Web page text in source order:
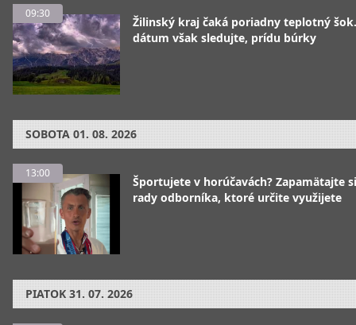
09:30
Žilinský kraj čaká poriadny teplotný
dátum však sledujte, prídu búrky
SOBOTA 01. 08. 2026
13:00
Športujete v horúčavách? Zapamätajte
rady odborníka, ktoré určite využijete
PIATOK 31. 07. 2026